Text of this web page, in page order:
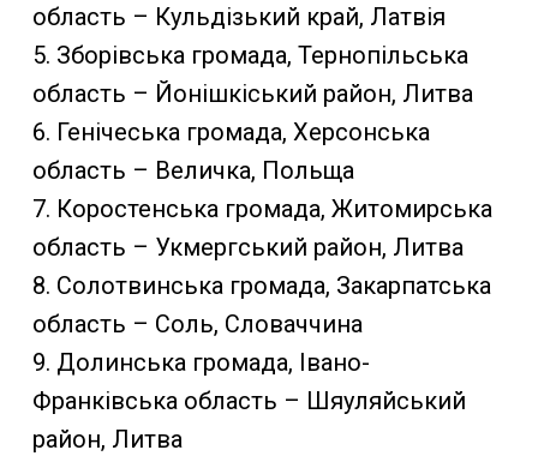
область – Кульдізький край, Латвія
5. Зборівська громада, Тернопільська
область – Йонішкіський район, Литва
6. Генічеська громада, Херсонська
область – Величка, Польща
7. Коростенська громада, Житомирська
область – Укмергський район, Литва
8. Солотвинська громада, Закарпатська
область – Соль, Словаччина
9. Долинська громада, Івано-
Франківська область – Шяуляйський
район, Литва